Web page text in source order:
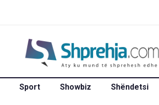
Sport Showbiz
Shëndetsi